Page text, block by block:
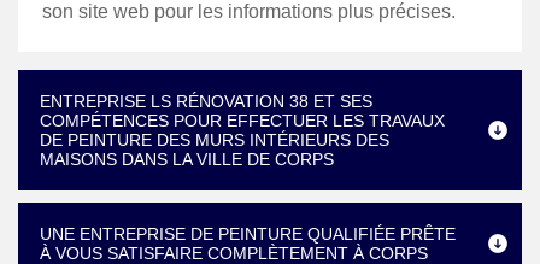
son site web pour les informations plus précises.
ENTREPRISE LS RÉNOVATION 38 ET SES
COMPÉTENCES POUR EFFECTUER LES TRAVAUX
DE PEINTURE DES MURS INTÉRIEURS DES
MAISONS DANS LA VILLE DE CORPS
UNE ENTREPRISE DE PEINTURE QUALIFIÉE PRÊTE
À VOUS SATISFAIRE COMPLÈTEMENT À CORPS